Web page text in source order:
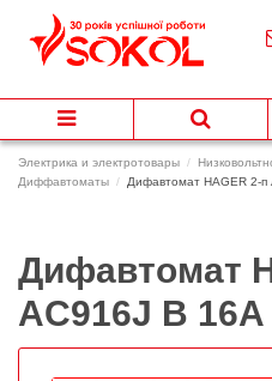
Электрика и электротовары
Диффавтоматы
Дифавтомат HAGER 2-п
Дифавтомат
AC916J B